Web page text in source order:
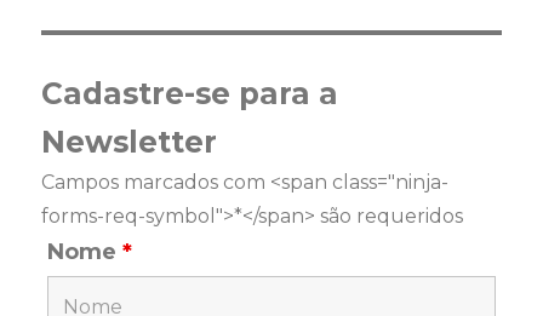
Cadastre-se para a
Newsletter
Campos marcados com <span class="ninja-
forms-req-symbol">*</span> são requeridos
Nome*